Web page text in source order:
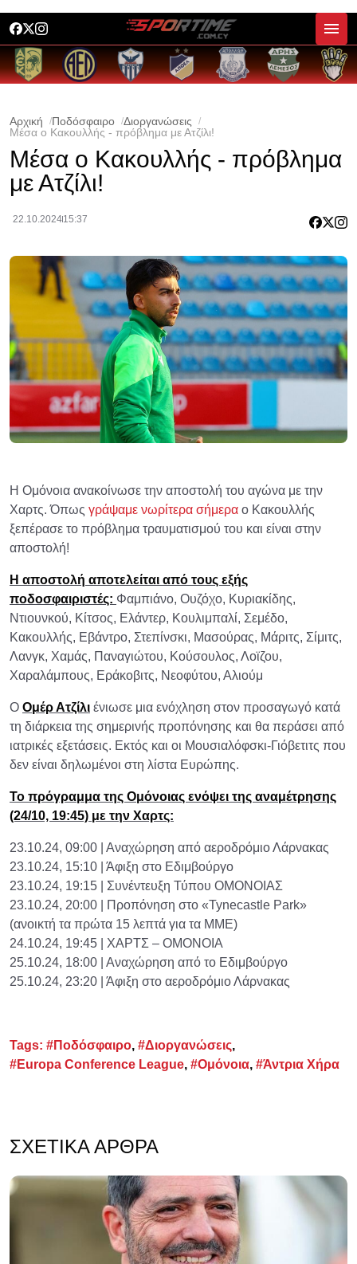
Αρχική Ποδόσφαιρο
Διοργανώσεις
Μέσα ο Κακουλλής - πρόβλημα με Ατζίλι!
Μέσα ο Κακουλλής - πρόβλημα
με Ατζίλι!
22.10.202415:37
Η Ομόνοια ανακοίνωσε την αποστολή του αγώνα με την
Χαρτς. Όπως γράψαμε νωρίτερα σήμερα ο Κακουλλής
ξεπέρασε το πρόβλημα τραυματισμού του και είναι στην
αποστολή!
Η αποστολή αποτελείται από τους εξής
ποδοσφαιριστές: Φαμπιάνο, Ουζόχο, Κυριακίδης,
Ντιουνκού, Κίτσος, Ελάντερ, Κουλιμπαλί, Σεμέδο,
Κακουλλής, Εβάντρο, Στεπίνσκι, Μασούρας, Μάριτς, Σίμιτς,
Λανγκ, Χαμάς, Παναγιώτου, Κούσουλος, Λοϊζου,
Χαραλάμπους, Εράκοβιτς, Νεοφύτου, Αλιούμ
Ο Ομέρ Ατζίλι ένιωσε μια ενόχληση στον προσαγωγό κατά
τη διάρκεια της σημερινής προπόνησης και θα περάσει από
ιατρικές εξετάσεις. Εκτός και οι Μουσιαλόφσκι-Γιόβετιτς που
δεν είναι δηλωμένοι στη λίστα Ευρώπης.
Το πρόγραμμα της Ομόνοιας ενόψει της αναμέτρησης
(24/10, 19:45) με την Χαρτς:
23.10.24, 09:00 | Αναχώρηση από αεροδρόμιο Λάρνακας
23.10.24, 15:10 | Άφιξη στο Εδιμβούργο
23.10.24, 19:15 | Συνέντευξη Τύπου ΟΜΟΝΟΙΑΣ
23.10.24, 20:00 | Προπόνηση στο «Tynecastle Park»
(ανοικτή τα πρώτα 15 λεπτά για τα ΜΜΕ)
24.10.24, 19:45 | ΧΑΡΤΣ – ΟΜΟΝΟΙΑ
25.10.24, 18:00 | Αναχώρηση από το Εδιμβούργο
25.10.24, 23:20 | Άφιξη στο αεροδρόμιο Λάρνακας
Tags: #Ποδόσφαιρο, #Διοργανώσεις,
#Europa Conference League, #Ομόνοια, #Άντρια Χήρα
ΣΧΕΤΙΚΆ ΆΡΘΡΑ